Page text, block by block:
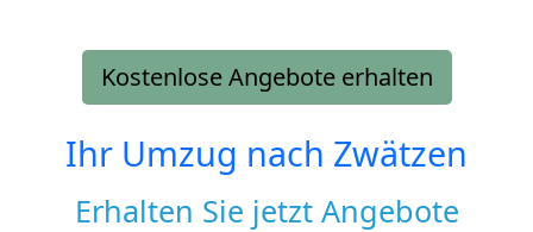
Kostenlose Angebote erhalten
Ihr Umzug nach Zwätzen
Erhalten Sie jetzt Angebote